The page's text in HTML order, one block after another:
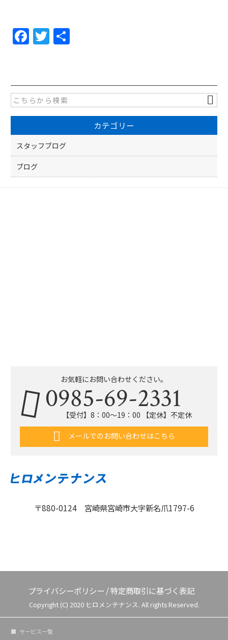
F
a
e
b
o
o
k
T
w
er
カテゴリー
スタッフブログ
ブログ
〒880-0124 宮崎県宮崎市大字新名爪1797-6
お気軽にお問い合わせください。
0985-69-2331
【受付】8：00〜19：00 【定休】不定休
メールでのお問い合わせはこちら
プライバシーポリシー /特定商取引に基づく表記
Copyright (C) 2020 ヒロメンテナンス. All rights Reserved.
サービス一覧